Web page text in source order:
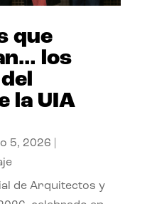
que
los
la UIA
5, 2026
de Arquitectos y